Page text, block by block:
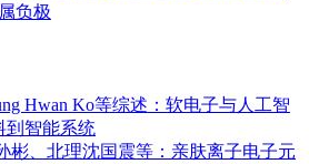
负极
Hwan Ko等综述：软电子与人工智
智能系统
彬、北理沈国震等：亲肤离子电子元